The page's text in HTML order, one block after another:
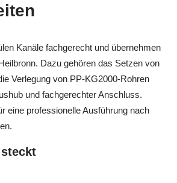
Kanäle fachgerecht und übernehmen
Dazu gehören das Setzen von
Verlegung von PP-KG2000-Rohren
und fachgerechter Anschluss.
eine professionelle Ausführung nach